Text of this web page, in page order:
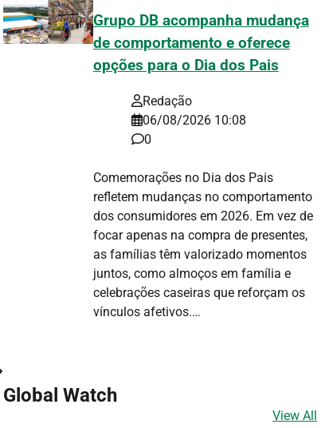
Grupo DB acompanha mudança
de comportamento e oferece
opções para o Dia dos Pais
Redação
06/08/2026 10:08
0
Comemorações no Dia dos Pais
refletem mudanças no comportamento
dos consumidores em 2026. Em vez de
focar apenas na compra de presentes,
as famílias têm valorizado momentos
juntos, como almoços em família e
celebrações caseiras que reforçam os
vínculos afetivos.…
Global Watch
View All